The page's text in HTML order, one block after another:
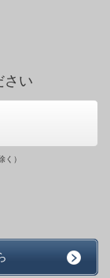
さい
）